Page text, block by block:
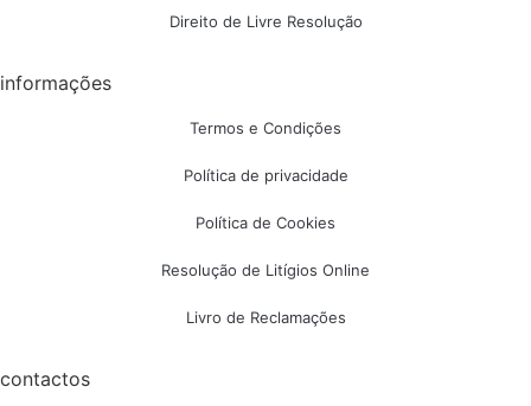
Direito de Livre Resolução
informações
Termos e Condições
Política de privacidade
Política de Cookies
Resolução de Litígios Online
Livro de Reclamações
contactos